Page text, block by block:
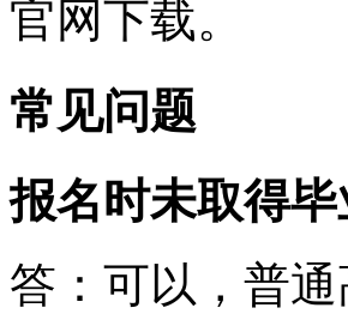
官网下载。
常见问题
报名时未取得
答：可以，普